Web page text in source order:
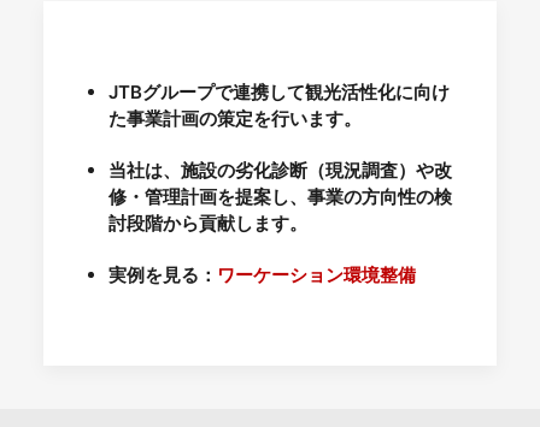
JTBグループで連携して観光活性化に向け
た事業計画の策定を行います。
当社は、施設の劣化診断（現況調査）や改
修・管理計画を提案し、事業の方向性の検
討段階から貢献します。
実例を見る： ワーケーション環境整備